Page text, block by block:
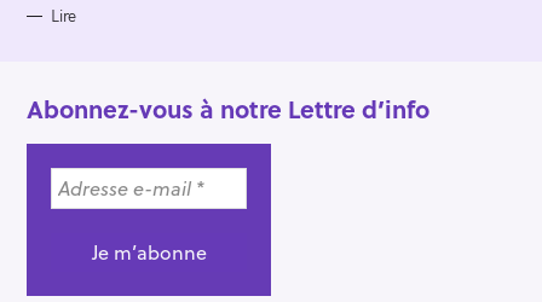
Lire
Abonnez-vous à notre Lettre d’info